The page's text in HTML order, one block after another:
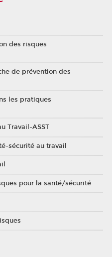
des risques
de prévention des
les pratiques
Travail-ASST
sécurité au travail
pour la santé/sécurité